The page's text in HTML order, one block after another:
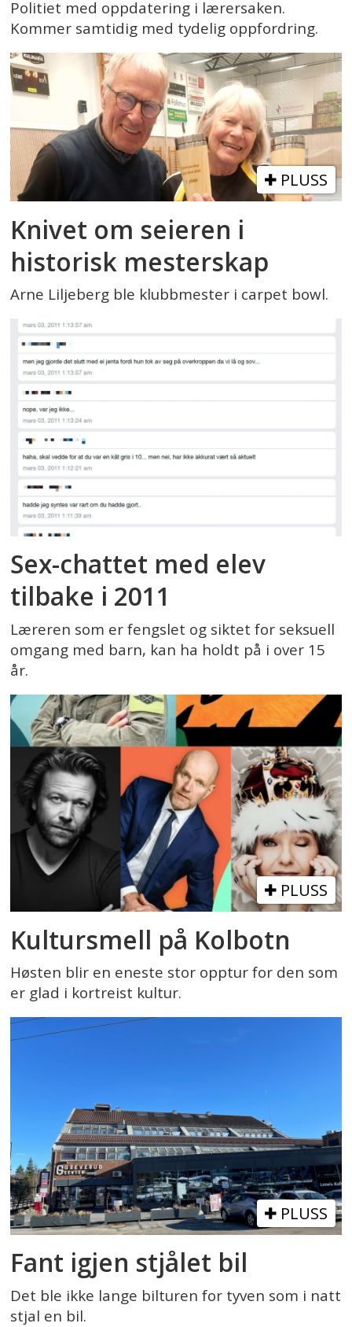
Politiet med oppdatering i lærersaken.
Kommer samtidig med tydelig oppfordring.
PLUSS
Knivet om seieren i
historisk mesterskap
Arne Liljeberg ble klubbmester i carpet bowl.
Sex-chattet med elev
tilbake i 2011
Læreren som er fengslet og siktet for seksuell
omgang med barn, kan ha holdt på i over 15
år.
PLUSS
Kultursmell på Kolbotn
Høsten blir en eneste stor opptur for den som
er glad i kortreist kultur.
PLUSS
Fant igjen stjålet bil
Det ble ikke lange bilturen for tyven som i natt
stjal en bil.